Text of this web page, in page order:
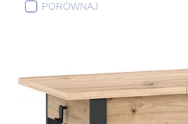
PORÓWNAJ